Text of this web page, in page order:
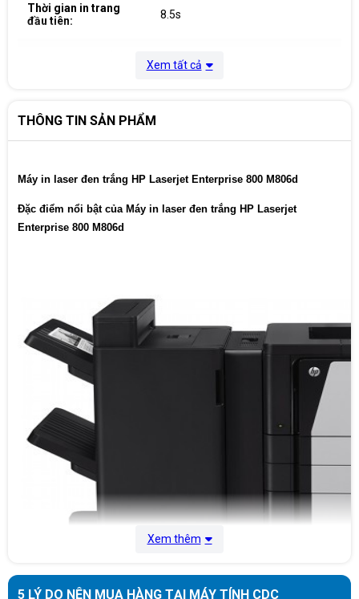
Thời gian in trang
đầu tiên:
8.5s
Cổng kết nối:
2.0 device port, 1 Fast Ethernet
Khay nạp giấy 500 tờ. Khai chứa giấy in 600 tờ
thích:
Xem tất cả
THÔNG TIN SẢN PHẨM
Máy in laser đen trắng HP Laserjet Enterprise 800 M806d
Đặc điểm nổi bật của Máy in laser đen trắng HP Laserjet
Enterprise 800 M806d
Xem thêm
5 LÝ DO NÊN MUA HÀNG TẠI MÁY TÍNH CDC